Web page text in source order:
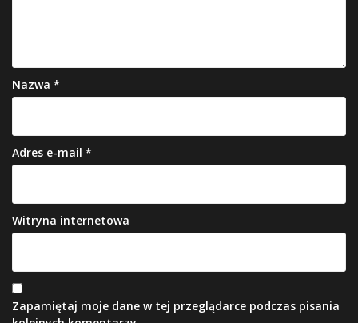
Nazwa *
Adres e-mail *
Witryna internetowa
Zapamiętaj moje dane w tej przeglądarce podczas pisania